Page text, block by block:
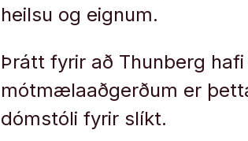
heilsu og eignum.
Þrátt fyrir að Thunberg
mótmælaaðgerðum er
dómstóli fyrir slíkt.